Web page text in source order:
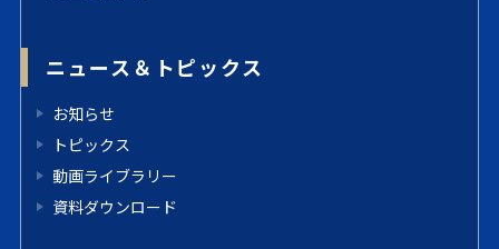
ニュース＆トピックス
お知らせ
トピックス
動画ライブラリー
資料ダウンロード